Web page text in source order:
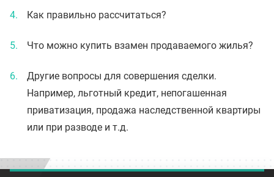
Как правильно рассчитаться?
Что можно купить взамен продаваемого жилья?
Другие вопросы для совершения сделки.
Например, льготный кредит, непогашенная
приватизация, продажа наследственной квартиры
или при разводе и т.д.